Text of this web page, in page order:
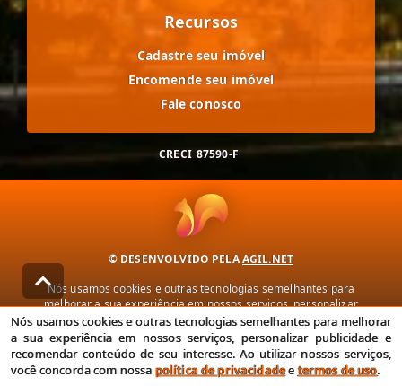
Recursos
Cadastre seu imóvel
Encomende seu imóvel
Fale conosco
CRECI 87590-F
© DESENVOLVIDO PELAAGIL.NET
Nós usamos cookies e outras tecnologias semelhantes para
melhorar a sua experiência em nossos serviços, personalizar
publicidade e recomendar conteúdo de seu interesse. Ao utilizar
nossos serviços, você concorda com nossa política de privacidade e
termos de uso.
Política de Privacidade Termos de uso
Nós usamos cookies e outras tecnologias semelhantes para melhorar
a sua experiência em nossos serviços, personalizar publicidade e
recomendar conteúdo de seu interesse. Ao utilizar nossos serviços,
você concorda com nossa política de privacidadeetermos de uso.